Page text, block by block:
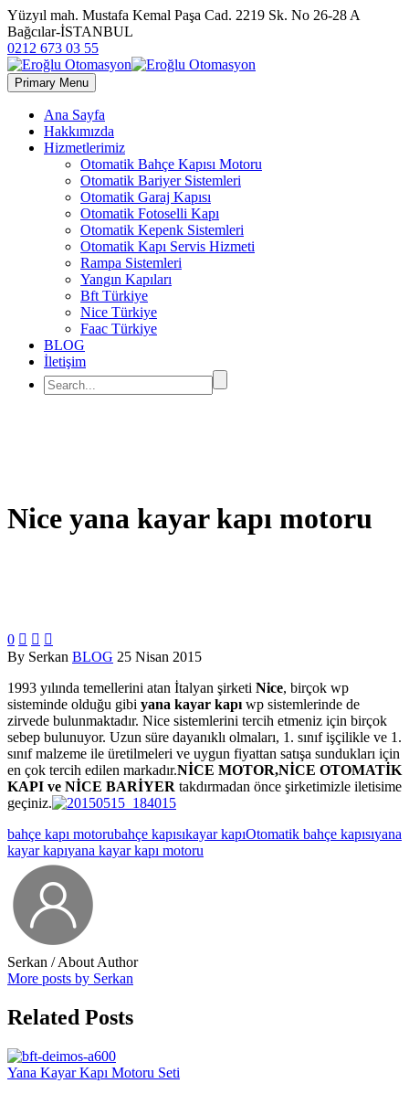
Yüzyıl mah. Mustafa Kemal Paşa Cad. 2219 Sk. No 26-28 A
Bağcılar-İSTANBUL
0212 673 03 55
Primary Menu
Ana Sayfa
Hakkımızda
Hizmetlerimiz
Otomatik Bahçe Kapısı Motoru
Otomatik Bariyer Sistemleri
Otomatik Garaj Kapısı
Otomatik Fotoselli Kapı
Otomatik Kepenk Sistemleri
Otomatik Kapı Servis Hizmeti
Rampa Sistemleri
Yangın Kapıları
Bft Türkiye
Nice Türkiye
Faac Türkiye
BLOG
İletişim
Nice yana kayar kapı motoru
0   
By Serkan BLOG 25 Nisan 2015
1993 yılında temellerini atan İtalyan şirketi Nice, birçok wp
sisteminde olduğu gibi yana kayar kapı wp sistemlerinde de
zirvede bulunmaktadır. Nice sistemlerini tercih etmeniz için birçok
sebep bulunuyor. Uzun süre dayanıklı olmaları, 1. sınıf işçilikle ve 1.
sınıf malzeme ile üretilmeleri ve uygun fiyattan satışa sundukları için
en çok tercih edilen markadır.NİCE MOTOR,NİCE OTOMATİK
KAPI ve NİCE BARİYER takdırmadan önce şirketimizle iletisime
geçiniz.
bahçe kapı motorubahçe kapısıkayar kapıOtomatik bahçe kapısıyana
kayar kapıyana kayar kapı motoru
Serkan / About Author
More posts by Serkan
Related Posts
Yana Kayar Kapı Motoru Seti